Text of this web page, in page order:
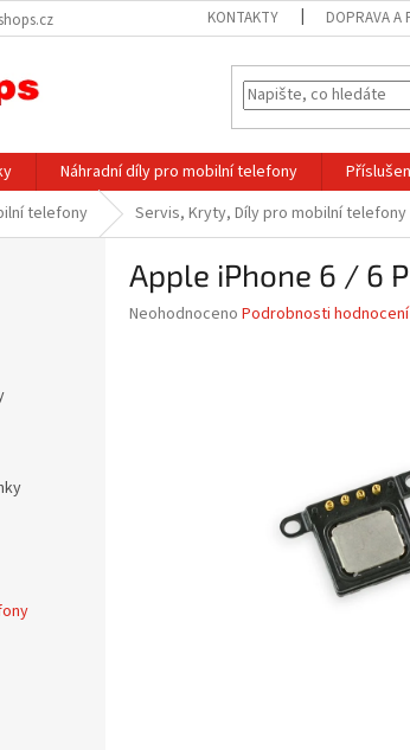
KONTAKTY DOPRAVA A
Náhradní díly pro mobilní telefony
telefony Servis, Kryty, Díly pro mobilní telefony
Apple iPhone 6 / 6
Průměrné
Neohodnoceno Podrobnosti hodnocení